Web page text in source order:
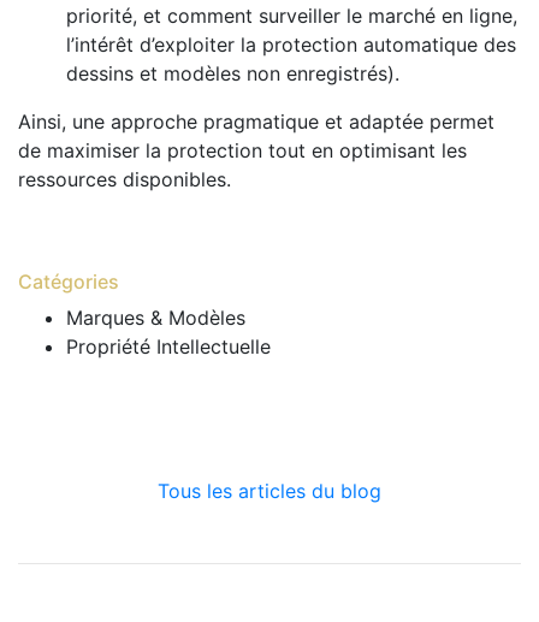
priorité, et comment surveiller le marché en ligne,
l’intérêt d’exploiter la protection automatique des
dessins et modèles non enregistrés).
Ainsi, une approche pragmatique et adaptée permet
de maximiser la protection tout en optimisant les
ressources disponibles.
Catégories
Marques & Modèles
Propriété Intellectuelle
Tous les articles du blog